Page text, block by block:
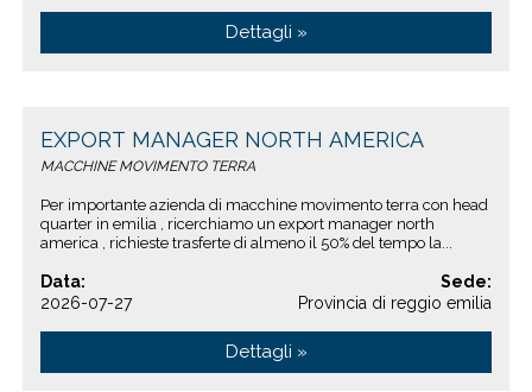
Dettagli »
EXPORT MANAGER NORTH AMERICA
MACCHINE MOVIMENTO TERRA
Per importante azienda di macchine movimento terra con head
quarter in emilia , ricerchiamo un export manager north
america , richieste trasferte di almeno il 50% del tempo la...
Data:
2026-07-27
Sede:
Provincia di reggio emilia
Dettagli »